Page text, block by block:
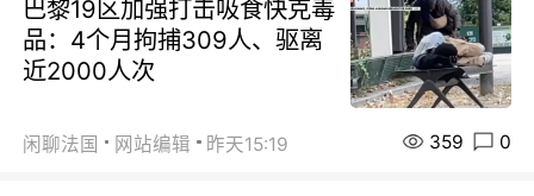
巴黎19区加强打击吸食快克毒
品：4个月拘捕309人、驱离
近2000人次
闲聊法国 网站编辑 昨天15:19 359 0